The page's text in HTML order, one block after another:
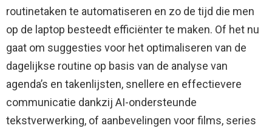
routinetaken te automatiseren en zo de tijd die men
op de laptop besteedt efficiënter te maken. Of het nu
gaat om suggesties voor het optimaliseren van de
dagelijkse routine op basis van de analyse van
agenda’s en takenlijsten, snellere en effectievere
communicatie dankzij AI-ondersteunde
tekstverwerking, of aanbevelingen voor films, series